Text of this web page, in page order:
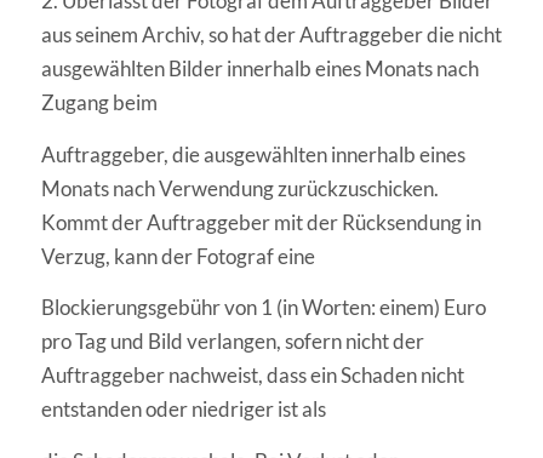
aus seinem Archiv, so hat der Auftraggeber die nicht
ausgewählten Bilder innerhalb eines Monats nach
Zugang beim
Auftraggeber, die ausgewählten innerhalb eines
Monats nach Verwendung zurückzuschicken.
Kommt der Auftraggeber mit der Rücksendung in
Verzug, kann der Fotograf eine
Blockierungsgebühr von 1 (in Worten: einem) Euro
pro Tag und Bild verlangen, sofern nicht der
Auftraggeber nachweist, dass ein Schaden nicht
entstanden oder niedriger ist als